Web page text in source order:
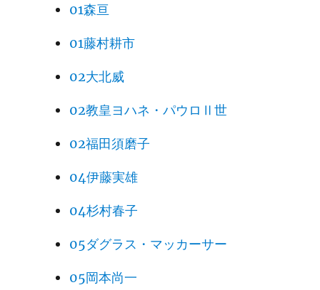
01森亘
01藤村耕市
02大北威
02教皇ヨハネ・パウロⅡ世
02福田須磨子
04伊藤実雄
04杉村春子
05ダグラス・マッカーサー
05岡本尚一